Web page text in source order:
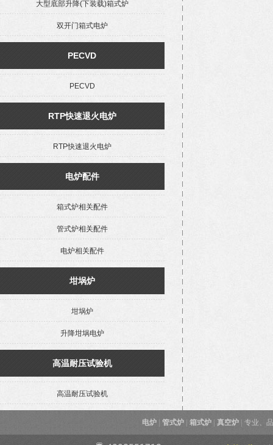
大型底部升降(下装载)箱式炉
双开门箱式电炉
PECVD
PECVD
RTP快速退火电炉
RTP快速退火电炉
电炉配件
箱式炉相关配件
管式炉相关配件
电炉相关配件
坩埚炉
坩埚炉
升降坩埚电炉
高温耐压试验机
高温耐压试验机
电炉 管式炉 箱式炉 真空炉 专业、